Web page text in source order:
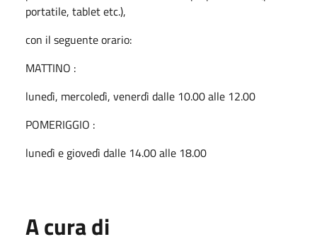
portatile, tablet etc.),
con il seguente orario:
MATTINO :
lunedì, mercoledì, venerdì dalle 10.00 alle 12.00
POMERIGGIO :
lunedì e giovedì dalle 14.00 alle 18.00
A cura di